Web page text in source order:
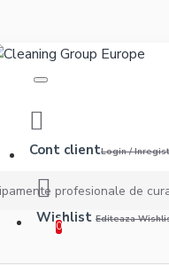
Cont clientLogin /
Wishlist Editeaza
0
profesionale de